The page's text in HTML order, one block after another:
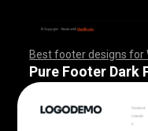
Best footer designs for
,,,,,,,,,,,,,,,,,,,,,,,,,
,,,,,,,,,,,,,,,,,,,,,,,,,
,,,,,,,,
Pure Footer Dark